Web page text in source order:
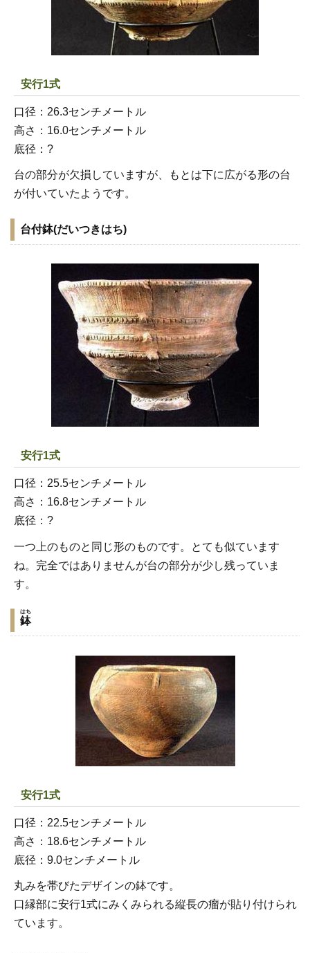
安行1式
口径：26.3センチメートル
高さ：16.0センチメートル
底径：?
台の部分が欠損していますが、もとは下に広がる形の台
が付いていたようです。
台付鉢(だいつきはち)
安行1式
口径：25.5センチメートル
高さ：16.8センチメートル
底径：?
一つ上のものと同じ形のものです。とても似ています
ね。完全ではありませんが台の部分が少し残っていま
す。
鉢
はち
安行1式
口径：22.5センチメートル
高さ：18.6センチメートル
底径：9.0センチメートル
丸みを帯びたデザインの鉢です。
口縁部に安行1式にみくみられる縦長の瘤が貼り付けられ
ています。